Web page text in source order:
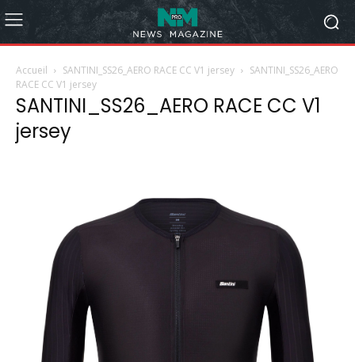
Accueil SANTINI_SS26_AERO RACE CC V1 jersey
SANTINI_SS26_AERO
RACE CC V1 jersey
SANTINI_SS26_AERO RACE CC V1
jersey